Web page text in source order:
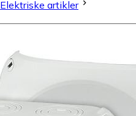
Elektriske artikler